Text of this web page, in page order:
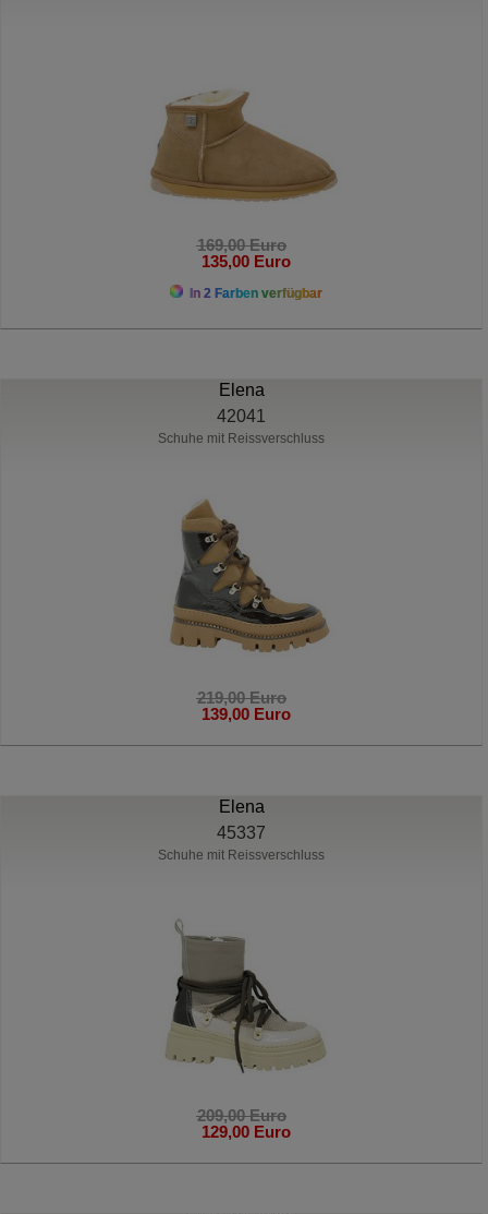
169,00 Euro
135,00 Euro
In 2 Farben verfügbar
Elena
42041
Schuhe mit Reissverschluss
219,00 Euro
139,00 Euro
Elena
45337
Schuhe mit Reissverschluss
209,00 Euro
129,00 Euro